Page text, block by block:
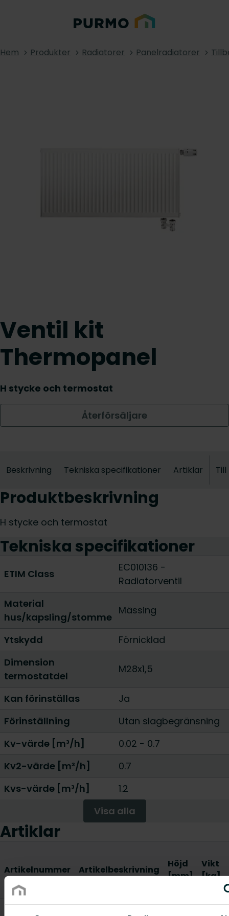
Hem Produkter Radiatorer Panelradiatorer
Ventil kit
Thermopanel
H stycke och termostat
Återförsäljare
Beskrivning Tekniska specifikationer Artiklar
Produktbeskrivning
H stycke och termostat
Tekniska specifikationer
ETIM Class
EC010136 -
Radiatorventil
Material
hus/kapsling/stomme
Mässing
Ytskydd
Förnicklad
Dimension
termostatdel
M28x1,5
Kan förinställas
Ja
Förinställning
Utan slagbegränsning
Kv-värde [m³/h]
0.02 - 0.7
Kv2-värde [m³/h]
0.7
Kvs-värde [m³/h]
1.2
Visa alla
Artiklar
Artikelnummer Artikelbeskrivning
Höjd
[mm]
Vikt
[kg]
4795921 Radpak 6 - -